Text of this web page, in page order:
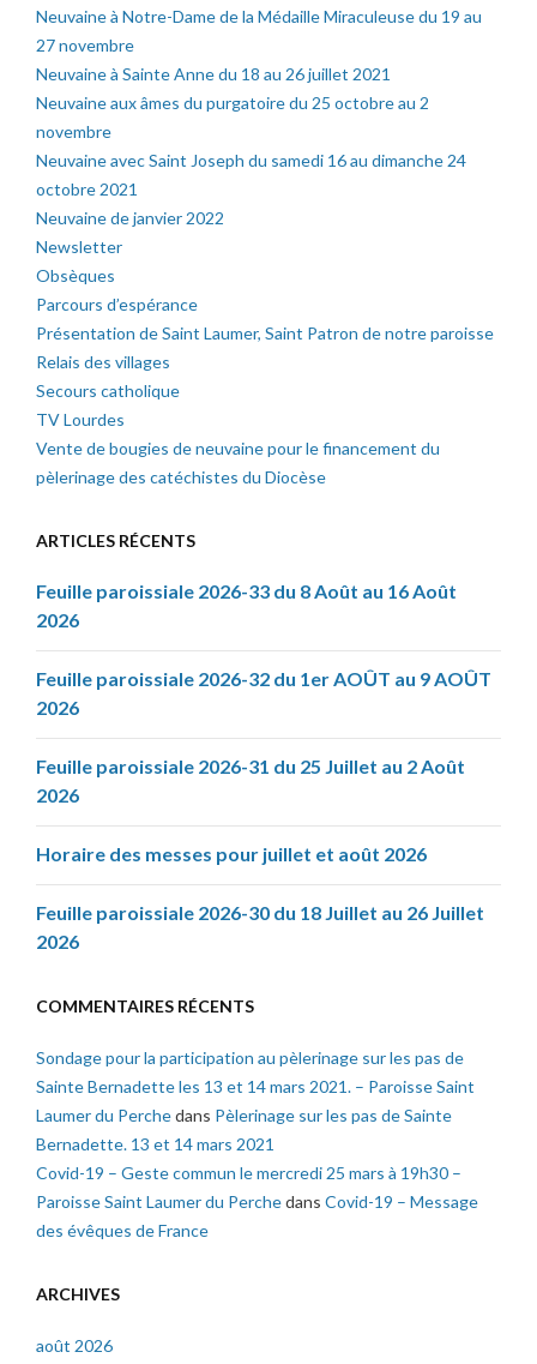
Neuvaine à Notre-Dame de la Médaille Miraculeuse du 19 au
27 novembre
Neuvaine à Sainte Anne du 18 au 26 juillet 2021
Neuvaine aux âmes du purgatoire du 25 octobre au 2
novembre
Neuvaine avec Saint Joseph du samedi 16 au dimanche 24
octobre 2021
Neuvaine de janvier 2022
Newsletter
Obsèques
Parcours d’espérance
Présentation de Saint Laumer, Saint Patron de notre paroisse
Relais des villages
Secours catholique
TV Lourdes
Vente de bougies de neuvaine pour le financement du
pèlerinage des catéchistes du Diocèse
ARTICLES RÉCENTS
Feuille paroissiale 2026-33 du 8 Août au 16 Août
2026
Feuille paroissiale 2026-32 du 1er AOÛT au 9 AOÛT
2026
Feuille paroissiale 2026-31 du 25 Juillet au 2 Août
2026
Horaire des messes pour juillet et août 2026
Feuille paroissiale 2026-30 du 18 Juillet au 26 Juillet
2026
COMMENTAIRES RÉCENTS
Sondage pour la participation au pèlerinage sur les pas de
Sainte Bernadette les 13 et 14 mars 2021. – Paroisse Saint
Laumer du Perchedans Pèlerinage sur les pas de Sainte
Bernadette. 13 et 14 mars 2021
Covid-19 – Geste commun le mercredi 25 mars à 19h30 –
Paroisse Saint Laumer du Perchedans Covid-19 – Message
des évêques de France
ARCHIVES
août 2026